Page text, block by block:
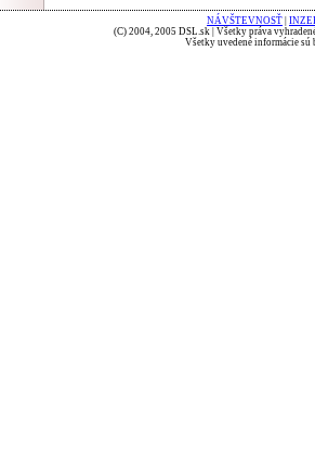
NÁVŠTEVNOSŤ
(C) 2004, 2005 DSL.sk | Všetky práva
Všetky uvedené informácie sú